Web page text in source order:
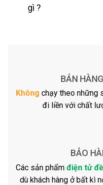
gì ?
BÁN
Không chạy theo những
đi liền với chất
BẢO
Các sản phẩm điện tử
dù khách hàng ở bất kì